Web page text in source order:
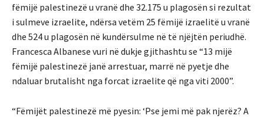
fëmijë palestinezë u vranë dhe 32.175 u plagosën si rezultat
i sulmeve izraelite, ndërsa vetëm 25 fëmijë izraelitë u vranë
dhe 524 u plagosën në kundërsulme në të njëjtën periudhë.
Francesca Albanese vuri në dukje gjithashtu se “13 mijë
fëmijë palestinezë janë arrestuar, marrë në pyetje dhe
ndaluar brutalisht nga forcat izraelite që nga viti 2000”.
“Fëmijët palestinezë më pyesin: ‘Pse jemi më pak njerëz? A